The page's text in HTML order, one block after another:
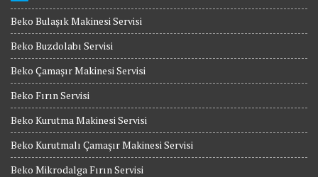
Beko Bulaşık Makinesi Servisi
Beko Buzdolabı Servisi
Beko Çamaşır Makinesi Servisi
Beko Fırın Servisi
Beko Kurutma Makinesi Servisi
Beko Kurutmalı Çamaşır Makinesi Servisi
Beko Mikrodalga Fırın Servisi